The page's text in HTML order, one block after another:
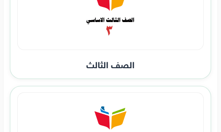
الصف الثالث